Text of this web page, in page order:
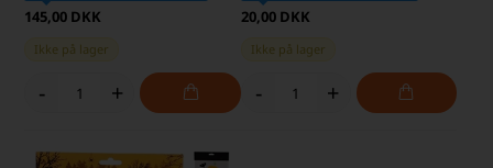
145,00 DKK
Ikke på lager
- +
20,00 DKK
Ikke på lager
- +